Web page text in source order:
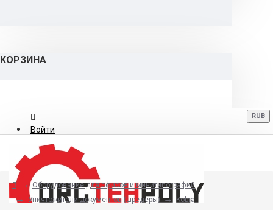
КОРЗИНА
Войти
Регистрация
8 (800) 700-06-12
RUB
Оборудование для офисов и минитипографий
Уничтожители документов (шредеры)
Kobra